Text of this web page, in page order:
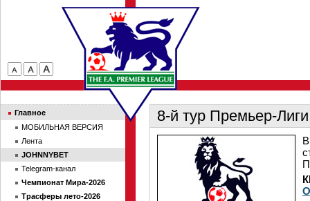
8-й тур Премьер-
Главное
МОБИЛЬНАЯ ВЕРСИЯ
Лента
JOHNNYBET
Telegram-канал
Чемпионат Мира-2026
Трасферы лето-2026